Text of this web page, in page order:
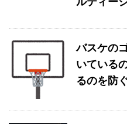
バスケの
いている
るのを防